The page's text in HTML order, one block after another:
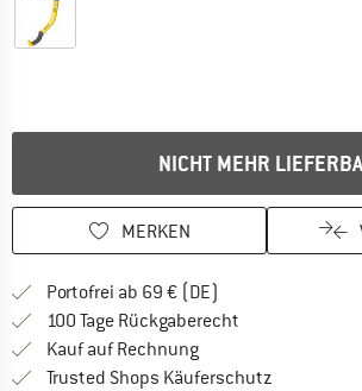
NICHT MEHR
MERKEN
Portofrei ab 69 € (DE)
100 Tage Rückgaberecht
Kauf auf RechnungFinde die
Trusted Shops Käuferschutz